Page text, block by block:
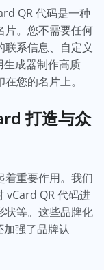
QR 代码是一种
片。您不需要任何
系信息、自定义
生成器制作高质
您的名片上。
打造与众
着重要作用。我们
vCard QR 代码进
状等。这些品牌化
强了品牌认